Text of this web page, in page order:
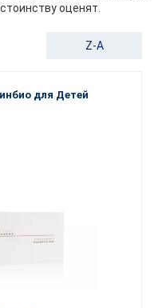
оценят.
Z-A
для Детей